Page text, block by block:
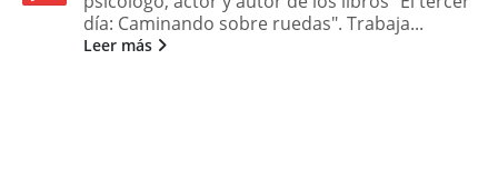
día: Caminando sobre ruedas". Trabaja...
Leer más